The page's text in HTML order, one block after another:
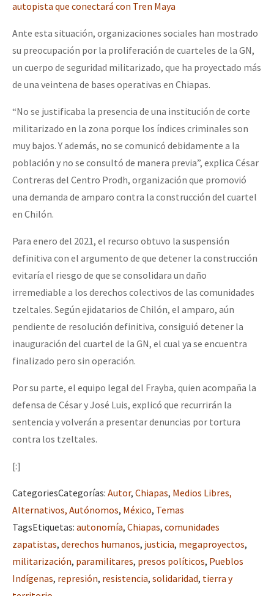
autopista que conectará con Tren Maya
Ante esta situación, organizaciones sociales han mostrado
su preocupación por la proliferación de cuarteles de la GN,
un cuerpo de seguridad militarizado, que ha proyectado más
de una veintena de bases operativas en Chiapas.
“No se justificaba la presencia de una institución de corte
militarizado en la zona porque los índices criminales son
muy bajos. Y además, no se comunicó debidamente a la
población y no se consultó de manera previa”, explica César
Contreras del Centro Prodh, organización que promovió
una demanda de amparo contra la construcción del cuartel
en Chilón.
Para enero del 2021, el recurso obtuvo la suspensión
definitiva con el argumento de que detener la construcción
evitaría el riesgo de que se consolidara un daño
irremediable a los derechos colectivos de las comunidades
tzeltales. Según ejidatarios de Chilón, el amparo, aún
pendiente de resolución definitiva, consiguió detener la
inauguración del cuartel de la GN, el cual ya se encuentra
finalizado pero sin operación.
Por su parte, el equipo legal del Frayba, quien acompaña la
defensa de César y José Luis, explicó que recurrirán la
sentencia y volverán a presentar denuncias por tortura
contra los tzeltales.
[:]
CategoriesCategorías: Autor, Chiapas, Medios Libres,
Alternativos, Autónomos, México, Temas
TagsEtiquetas: autonomía, Chiapas, comunidades
zapatistas, derechos humanos, justicia, megaproyectos,
militarización, paramilitares, presos políticos, Pueblos
Indígenas, represión, resistencia, solidaridad, tierra y